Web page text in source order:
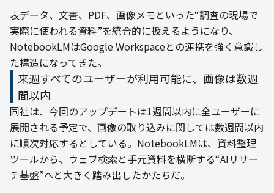
表データ、文書、PDF、画像メモといった“調査の現場で
実際に使われる資料”を統合的に扱えるようになり、
NotebookLMはGoogle Workspaceとの連携を強く意識し
た構造になってきた。
来週すべてのユーザーが利用可能に、画像は数週
間以内
同社は、今回のアップデートは1週間以内に全ユーザーに
展開される予定で、画像の取り込みに関しては数週間以内
に順次対応するとしている。NotebookLMは、資料整理
ツールから、ウェブ検索と手元資料を横断する“AIリサー
チ基盤”へと大きく踏み出したかたちだ。